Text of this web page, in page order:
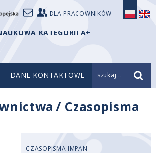
DLA PRACOWNIKÓW
KATEGORII A+
DANE KONTAKTOWE szukaj...
/ Czasopisma
CZASOPISMA IMPAN